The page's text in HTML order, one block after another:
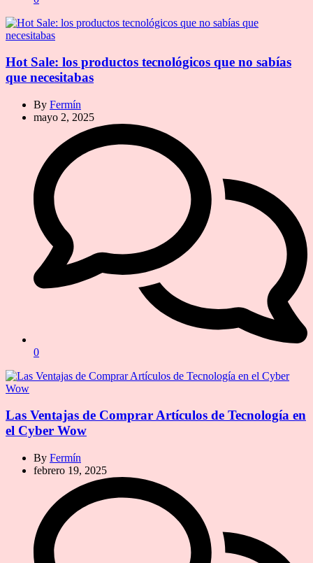
Hot Sale: los productos tecnológicos que no sabías
que necesitabas
By Fermín
mayo 2, 2025
0
Las Ventajas de Comprar Artículos de Tecnología en
el Cyber Wow
By Fermín
febrero 19, 2025